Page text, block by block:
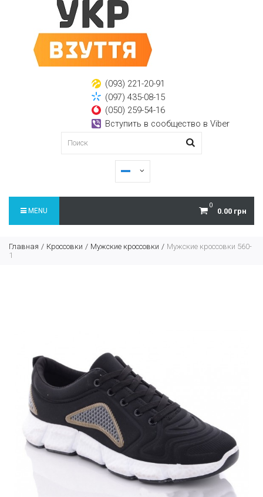
(093) 221-20-91
(097) 435-08-15
(050) 259-54-16
Вступить в сообщество в Viber
0
0.00 грн
MENU
Главная Кроссовки Мужские кроссовки
Мужские кроссовки 560-
1